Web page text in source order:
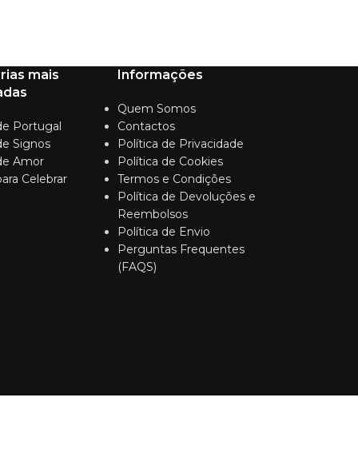
mais
Portugal
Signos
Amor
Celebrar
Informações
Quem Somos
Contactos
Política de Privacidade
Política de Cookies
Termos e Condições
Política de Devoluções e
Reembolsos
Política de Envio
Perguntas Frequentes
(FAQS)